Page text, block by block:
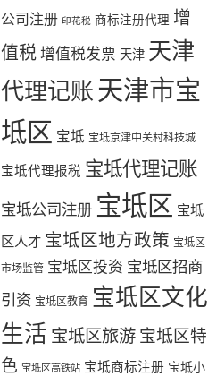
公司注册 印花税 商标注册代理 增
值税 增值税发票 天津 天津
代理记账 天津市宝
坻区 宝坻 宝坻京津中关村科技城
宝坻代理报税 宝坻代理记账
宝坻公司注册 宝坻区 宝坻
区人才 宝坻区地方政策 宝坻区
市场监管 宝坻区投资 宝坻区招商
引资 宝坻区教育 宝坻区文化
生活 宝坻区旅游 宝坻区特
色 宝坻区高铁站 宝坻商标注册 宝坻小